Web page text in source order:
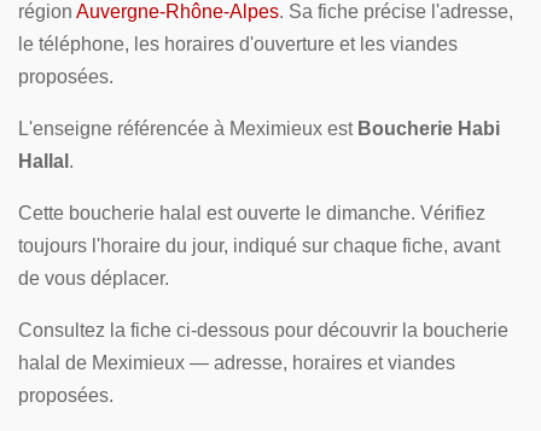
région Auvergne-Rhône-Alpes. Sa fiche précise l'adresse,
le téléphone, les horaires d'ouverture et les viandes
proposées.
L'enseigne référencée à Meximieux est Boucherie Habi
Hallal .
Cette boucherie halal est ouverte le dimanche. Vérifiez
toujours l'horaire du jour, indiqué sur chaque fiche, avant
de vous déplacer.
Consultez la fiche ci-dessous pour découvrir la boucherie
halal de Meximieux — adresse, horaires et viandes
proposées.